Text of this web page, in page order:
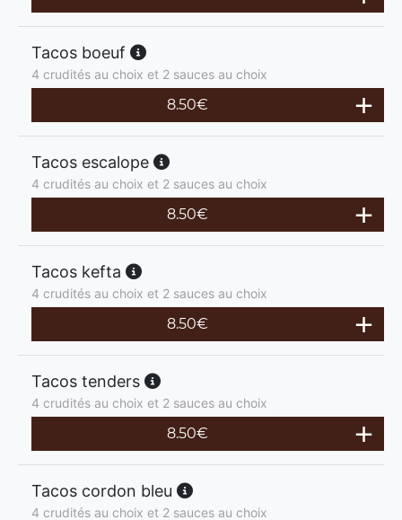
Tacos boeuf
4 crudités au choix et 2 sauces au choix
8.50€
Tacos escalope
4 crudités au choix et 2 sauces au choix
8.50€
Tacos kefta
4 crudités au choix et 2 sauces au choix
8.50€
Tacos tenders
4 crudités au choix et 2 sauces au choix
8.50€
Tacos cordon bleu
4 crudités au choix et 2 sauces au choix